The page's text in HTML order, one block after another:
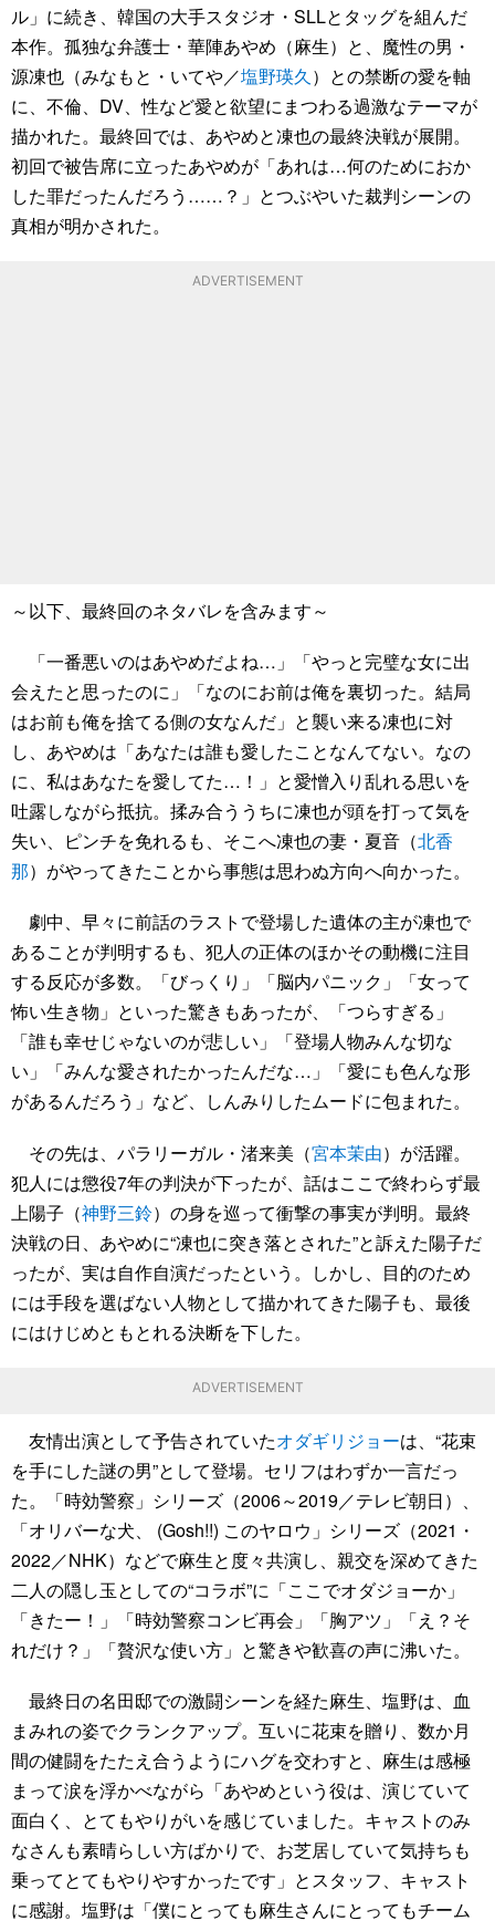
ル」に続き、韓国の大手スタジオ・SLLとタッグを組んだ
本作。孤独な弁護士・華陣あやめ（麻生）と、魔性の男・
源凍也（みなもと・いてや／塩野瑛久）との禁断の愛を軸
に、不倫、DV、性など愛と欲望にまつわる過激なテーマが
描かれた。最終回では、あやめと凍也の最終決戦が展開。
初回で被告席に立ったあやめが「あれは…何のためにおか
した罪だったんだろう……？」とつぶやいた裁判シーンの
真相が明かされた。
ADVERTISEMENT
～以下、最終回のネタバレを含みます～
「一番悪いのはあやめだよね…」「やっと完璧な女に出
会えたと思ったのに」「なのにお前は俺を裏切った。結局
はお前も俺を捨てる側の女なんだ」と襲い来る凍也に対
し、あやめは「あなたは誰も愛したことなんてない。なの
に、私はあなたを愛してた…！」と愛憎入り乱れる思いを
吐露しながら抵抗。揉み合ううちに凍也が頭を打って気を
失い、ピンチを免れるも、そこへ凍也の妻・夏音（北香
那）がやってきたことから事態は思わぬ方向へ向かった。
劇中、早々に前話のラストで登場した遺体の主が凍也で
あることが判明するも、犯人の正体のほかその動機に注目
する反応が多数。「びっくり」「脳内パニック」「女って
怖い生き物」といった驚きもあったが、「つらすぎる」
「誰も幸せじゃないのが悲しい」「登場人物みんな切な
い」「みんな愛されたかったんだな…」「愛にも色んな形
があるんだろう」など、しんみりしたムードに包まれた。
その先は、パラリーガル・渚来美（宮本茉由）が活躍。
犯人には懲役7年の判決が下ったが、話はここで終わらず最
上陽子（神野三鈴）の身を巡って衝撃の事実が判明。最終
決戦の日、あやめに“凍也に突き落とされた”と訴えた陽子だ
ったが、実は自作自演だったという。しかし、目的のため
には手段を選ばない人物として描かれてきた陽子も、最後
にはけじめともとれる決断を下した。
ADVERTISEMENT
友情出演として予告されていたオダギリジョーは、“花束
を手にした謎の男”として登場。セリフはわずか一言だっ
た。「時効警察」シリーズ（2006～2019／テレビ朝日）、
「オリバーな犬、 (Gosh!!) このヤロウ」シリーズ（2021・
2022／NHK）などで麻生と度々共演し、親交を深めてきた
二人の隠し玉としての“コラボ”に「ここでオダジョーか」
「きたー！」「時効警察コンビ再会」「胸アツ」「え？そ
れだけ？」「贅沢な使い方」と驚きや歓喜の声に沸いた。
最終日の名田邸での激闘シーンを経た麻生、塩野は、血
まみれの姿でクランクアップ。互いに花束を贈り、数か月
間の健闘をたたえ合うようにハグを交わすと、麻生は感極
まって涙を浮かべながら「あやめという役は、演じていて
面白く、とてもやりがいを感じていました。キャストのみ
なさんも素晴らしい方ばかりで、お芝居していて気持ちも
乗ってとてもやりやすかったです」とスタッフ、キャスト
に感謝。塩野は「僕にとっても麻生さんにとってもチーム